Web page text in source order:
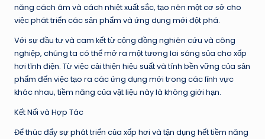
năng cách âm và cách nhiệt xuất sắc, tạo nên một cơ sở cho
việc phát triển các sản phẩm và ứng dụng mới đột phá.
Với sự đầu tư và cam kết từ cộng đồng nghiên cứu và công
nghiệp, chúng ta có thể mở ra một tương lai sáng sủa cho xốp
hơi tĩnh điện. Từ việc cải thiện hiệu suất và tính bền vững của sản
phẩm đến việc tạo ra các ứng dụng mới trong các lĩnh vực
khác nhau, tiềm năng của vật liệu này là không giới hạn.
Kết Nối và Hợp Tác
Để thúc đẩy sự phát triển của xốp hơi và tận dụng hết tiềm năng